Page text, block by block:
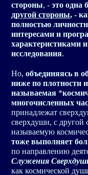
стороны, - это одна
другой стороны, -
полностью
интересами и
характеристиками
исследования.
Но, объединяясь в
ниже по плотности
называемая *
многочисленных
принадлежат
сверхдуши, с другой
называемую
тоже выполняет
по направлению
Служения
как космической